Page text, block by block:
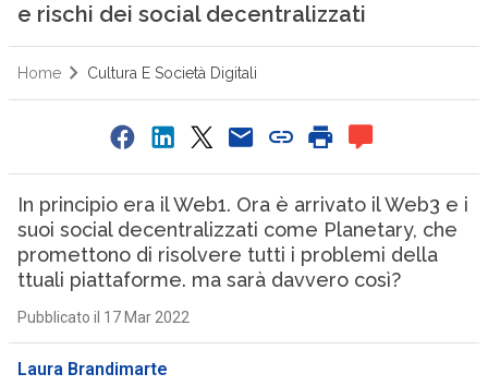
e rischi dei social decentralizzati
Home Cultura E Società Digitali
In principio era il Web1. Ora è arrivato il Web3 e i
suoi social decentralizzati come Planetary, che
promettono di risolvere tutti i problemi della
ttuali piattaforme. ma sarà davvero così?
Pubblicato il 17 Mar 2022
Laura Brandimarte